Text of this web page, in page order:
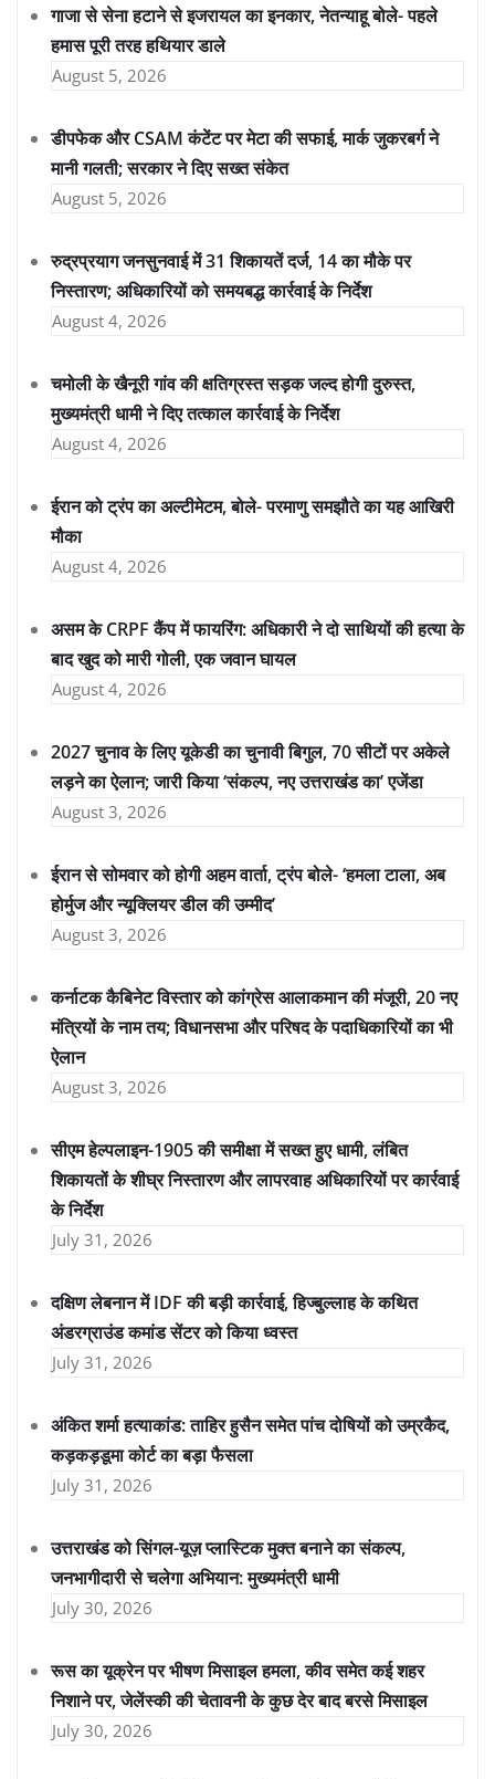
गाजा से सेना हटाने से इजरायल का इनकार, नेतन्याहू बोले- पहले
हमास पूरी तरह हथियार डाले
August 5, 2026
डीपफेक और CSAM कंटेंट पर मेटा की सफाई, मार्क जुकरबर्ग ने
मानी गलती; सरकार ने दिए सख्त संकेत
August 5, 2026
रुद्रप्रयाग जनसुनवाई में 31 शिकायतें दर्ज, 14 का मौके पर
निस्तारण; अधिकारियों को समयबद्ध कार्रवाई के निर्देश
August 4, 2026
चमोली के खैनूरी गांव की क्षतिग्रस्त सड़क जल्द होगी दुरुस्त,
मुख्यमंत्री धामी ने दिए तत्काल कार्रवाई के निर्देश
August 4, 2026
ईरान को ट्रंप का अल्टीमेटम, बोले- परमाणु समझौते का यह आखिरी
मौका
August 4, 2026
असम के CRPF कैंप में फायरिंग: अधिकारी ने दो साथियों की हत्या के
बाद खुद को मारी गोली, एक जवान घायल
August 4, 2026
2027 चुनाव के लिए यूकेडी का चुनावी बिगुल, 70 सीटों पर अकेले
लड़ने का ऐलान; जारी किया ‘संकल्प, नए उत्तराखंड का’ एजेंडा
August 3, 2026
ईरान से सोमवार को होगी अहम वार्ता, ट्रंप बोले- ‘हमला टाला, अब
होर्मुज और न्यूक्लियर डील की उम्मीद’
August 3, 2026
कर्नाटक कैबिनेट विस्तार को कांग्रेस आलाकमान की मंजूरी, 20 नए
मंत्रियों के नाम तय; विधानसभा और परिषद के पदाधिकारियों का भी
ऐलान
August 3, 2026
सीएम हेल्पलाइन-1905 की समीक्षा में सख्त हुए धामी, लंबित
शिकायतों के शीघ्र निस्तारण और लापरवाह अधिकारियों पर कार्रवाई
के निर्देश
July 31, 2026
दक्षिण लेबनान में IDF की बड़ी कार्रवाई, हिज्बुल्लाह के कथित
अंडरग्राउंड कमांड सेंटर को किया ध्वस्त
July 31, 2026
अंकित शर्मा हत्याकांड: ताहिर हुसैन समेत पांच दोषियों को उम्रकैद,
कड़कड़डूमा कोर्ट का बड़ा फैसला
July 31, 2026
उत्तराखंड को सिंगल-यूज़ प्लास्टिक मुक्त बनाने का संकल्प,
जनभागीदारी से चलेगा अभियान: मुख्यमंत्री धामी
July 30, 2026
रूस का यूक्रेन पर भीषण मिसाइल हमला, कीव समेत कई शहर
निशाने पर, जेलेंस्की की चेतावनी के कुछ देर बाद बरसे मिसाइल
July 30, 2026